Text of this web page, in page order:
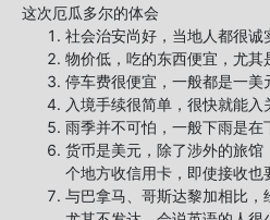
这次厄瓜多尔的体会
社会治安尚好，当地人都很诚
物价低，吃的东西便宜，尤其
停车费很便宜，一般都是一美
入境手续很简单，很快就能
雨季并不可怕，一般下雨是在
货币是美元，除了涉外的旅
个地方收信用卡，即使接收也
与巴拿马、哥斯达黎加相比